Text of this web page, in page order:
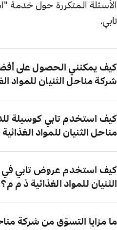
الأسئلة المتكررة حول خدمة
تابي.
كيف يمكنني الحصول على
شركة مناحل الثنيان للمواد
كيف استخدم تابي كوسيلة
مناحل الثنيان للمواد
كيف استخدم عروض تابي في
الثنيان للمواد الغذائية ذ م م؟
ما مزايا التسوّق من شركة